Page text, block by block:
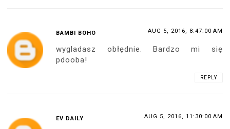
BAMBI BOHO AUG 5, 2016, 8:47:00 AM
wygladasz obłędnie. Bardzo mi się
pdooba!
REPLY
EV DAILY AUG 5, 2016, 11:30:00 AM